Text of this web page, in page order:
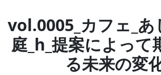
vol.0005_カフェ_
庭_h_提案によって
る未来の変